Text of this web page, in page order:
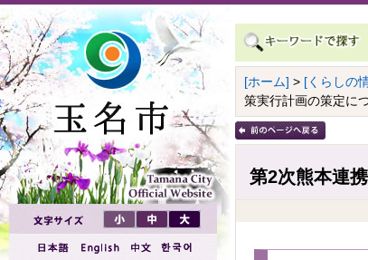
[ホーム] > [くらしの
策実行計画の策定に
第2次熊本連